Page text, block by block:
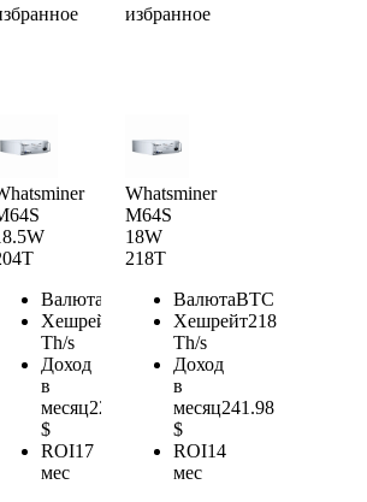
избранное
Валюта
Хешрейт
Th/s
Доход
в
месяц226.44
$
ROI17
мес
Whatsminer
M64S
18W
218T
ВалютаBTC
Хешрейт218
Th/s
Доход
в
месяц241.98
$
ROI14
мес